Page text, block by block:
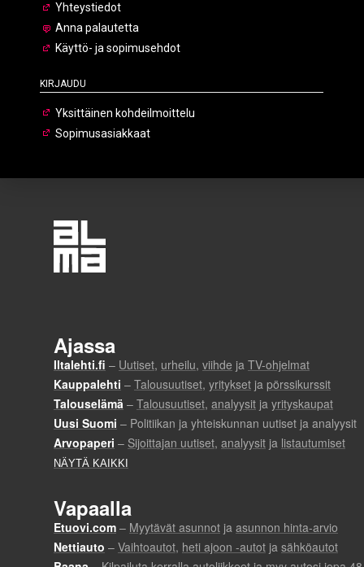
Yhteystiedot
Anna palautetta
Käyttö- ja sopimusehdot
Kirjaudu
Yksittäinen kohdeilmoittelu
Sopimusasiakkaat